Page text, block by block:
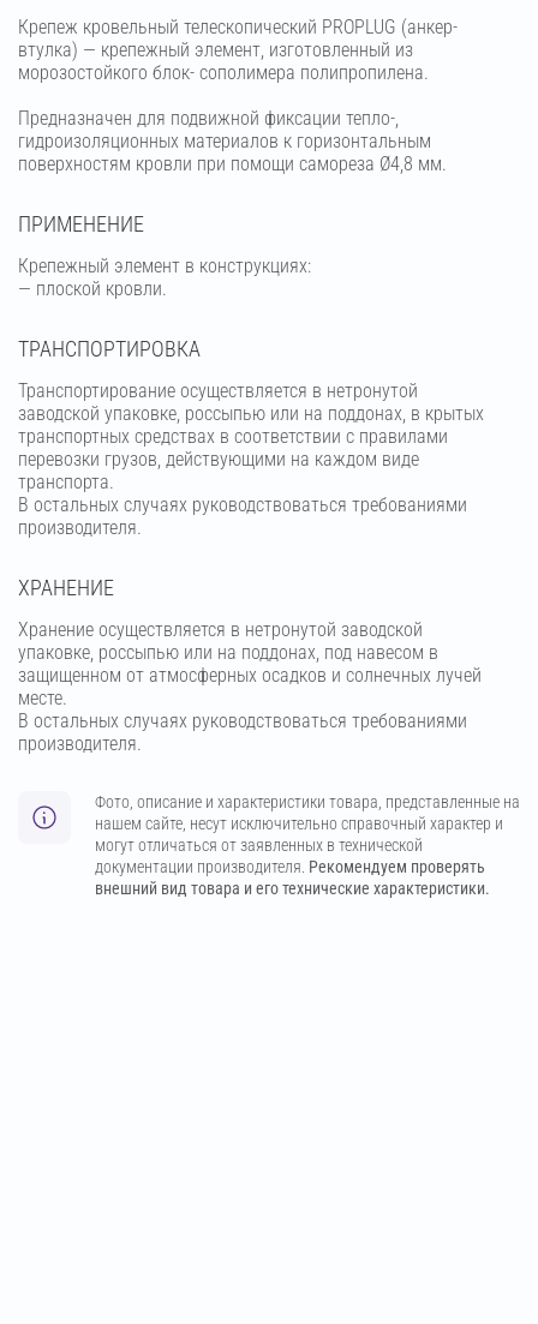
Крепеж кровельный телескопический PROPLUG (анкер-
втулка) — крепежный элемент, изготовленный из
морозостойкого блок- сополимера полипропилена.
Предназначен для подвижной фиксации тепло-,
гидроизоляционных материалов к горизонтальным
поверхностям кровли при помощи самореза Ø4,8 мм.
ПРИМЕНЕНИЕ
Крепежный элемент в конструкциях:
— плоской кровли.
ТРАНСПОРТИРОВКА
Транспортирование осуществляется в нетронутой
заводской упаковке, россыпью или на поддонах, в крытых
транспортных средствах в соответствии с правилами
перевозки грузов, действующими на каждом виде
транспорта.
В остальных случаях руководствоваться требованиями
производителя.
ХРАНЕНИЕ
Хранение осуществляется в нетронутой заводской
упаковке, россыпью или на поддонах, под навесом в
защищенном от атмосферных осадков и солнечных лучей
месте.
В остальных случаях руководствоваться требованиями
производителя.
Фото, описание и характеристики товара, представленные на
нашем сайте, несут исключительно справочный характер и
могут отличаться от заявленных в технической
документации производителя. Рекомендуем проверять
внешний вид товара и его технические характеристики.